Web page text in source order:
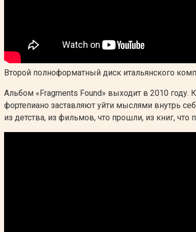
Второй полноформатный диск итальянского
Альбом «Fragments Found» выходит в 2010 году.
фортепиано заставляют уйти мыслями внутрь
из детства, из фильмов, что прошли, из книг, что